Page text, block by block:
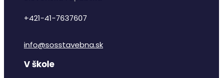
+421-41-7637607
info@sosstavebna.sk
V škole